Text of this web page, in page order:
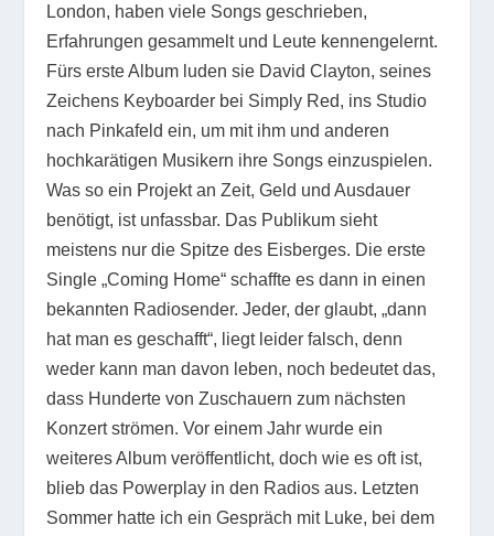
London, haben viele Songs geschrieben,
Erfahrungen gesammelt und Leute kennengelernt.
Fürs erste Album luden sie David Clayton, seines
Zeichens Keyboarder bei Simply Red, ins Studio
nach Pinkafeld ein, um mit ihm und anderen
hochkarätigen Musikern ihre Songs einzuspielen.
Was so ein Projekt an Zeit, Geld und Ausdauer
benötigt, ist unfassbar. Das Publikum sieht
meistens nur die Spitze des Eisberges. Die erste
Single „Coming Home“ schaffte es dann in einen
bekannten Radiosender. Jeder, der glaubt, „dann
hat man es geschafft“, liegt leider falsch, denn
weder kann man davon leben, noch bedeutet das,
dass Hunderte von Zuschauern zum nächsten
Konzert strömen. Vor einem Jahr wurde ein
weiteres Album veröffentlicht, doch wie es oft ist,
blieb das Powerplay in den Radios aus. Letzten
Sommer hatte ich ein Gespräch mit Luke, bei dem